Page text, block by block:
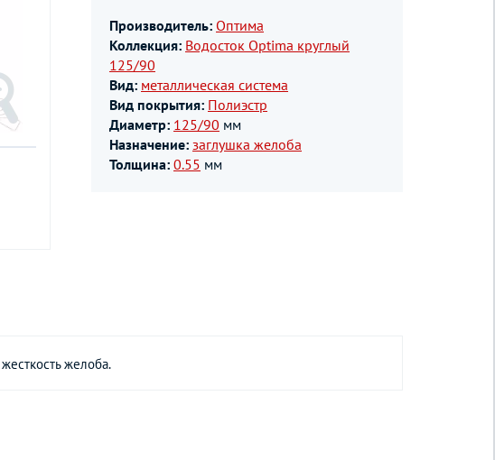
Производитель: Оптима
Коллекция: Водосток Optima круглый
125/90
Вид: металлическая система
Вид покрытия: Полиэстр
Диаметр: 125/90 мм
Назначение: заглушка желоба
Толщина: 0.55 мм
желоба.